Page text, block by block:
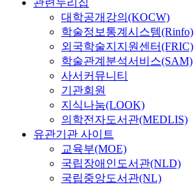
관련누리집
대학공개강의(KOCW)
학술정보통계시스템(Rinfo)
외국학술지지원센터(FRIC)
학술관계분석서비스(SAM)
사서커뮤니티
기관회원
지식나눔(LOOK)
의학전자도서관(MEDLIS)
유관기관 사이트
교육부(MOE)
국립장애인도서관(NLD)
국립중앙도서관(NL)